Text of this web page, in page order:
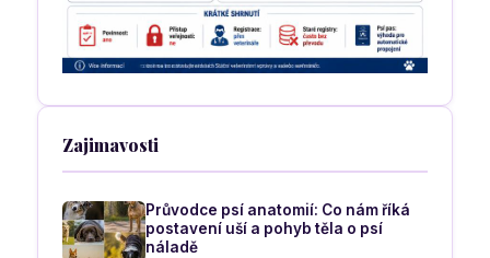
Zajimavosti
Průvodce psí anatomií: Co nám říká
postavení uší a pohyb těla o psí
náladě